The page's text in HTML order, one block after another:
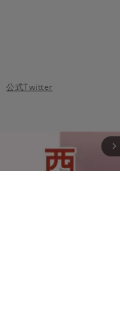
公式Twitter
arrow_forward_ios